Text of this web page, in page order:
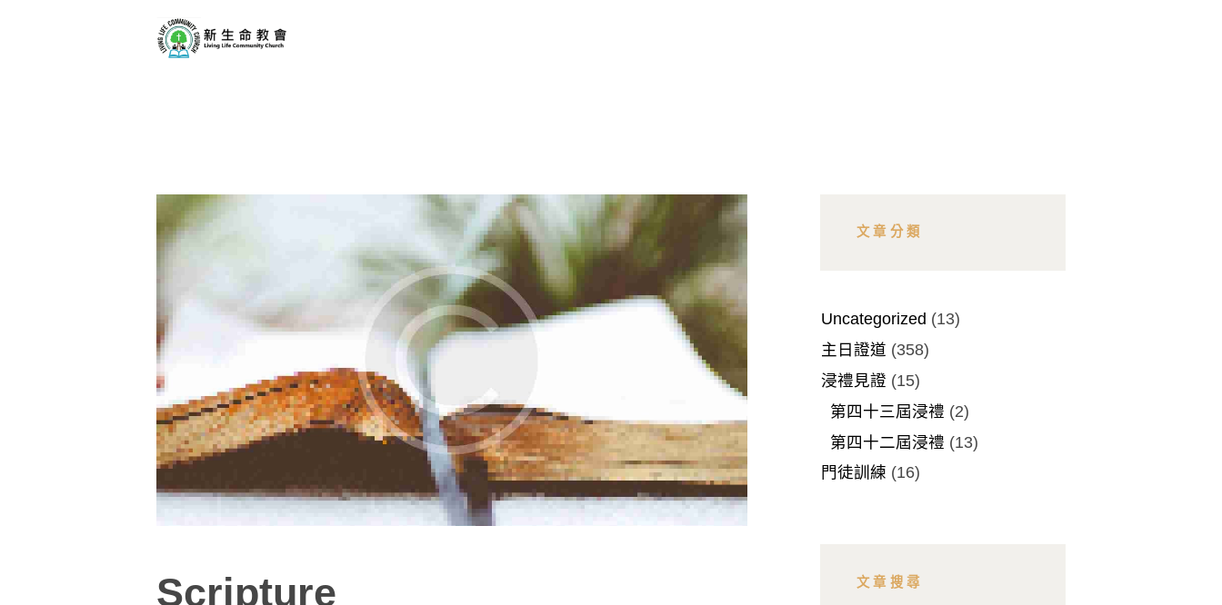
牧者的話
主日證道
教會事工
浸禮見證
奉獻方式
建堂事工
Scripture
文章分類
Uncategorized (13)
主日證道 (358)
浸禮見證 (15)
第四十三屆浸禮 (2)
第四十二屆浸禮 (13)
門徒訓練 (16)
文章搜尋